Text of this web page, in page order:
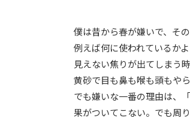
僕は昔から春が嫌いで、そ
例えば何に使われているか
見えない焦りが出てしまう
黄砂で目も鼻も喉も頭もや
でも嫌いな一番の理由は、
果がついてこない。でも周